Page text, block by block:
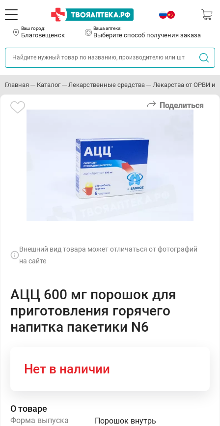
Ваш город:
Благовещенск
Ваша аптека:
Выберите способ получения заказа
Главная Каталог Лекарственные средства Лекарства от ОРВИ и
Поделиться
Внешний вид товара может отличаться от фотографий
на сайте
АЦЦ 600 мг порошок для
приготовления горячего
напитка пакетики N6
Нет в наличии
О товаре
Форма выпуска
Порошок внутрь